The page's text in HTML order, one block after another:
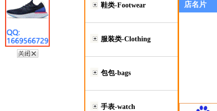
鞋类-Footwear
服装类-Clothing
包包-bags
手表-watch
店名片